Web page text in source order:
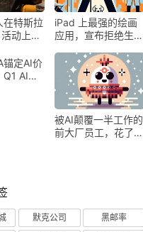
在特斯拉
动上为
iPad 上最强的绘画
应用，宣布拒绝生成
锚定AI价
AI营
被AI颠覆一半工作的
前大厂员工，花了8
默克公司
黑邮率